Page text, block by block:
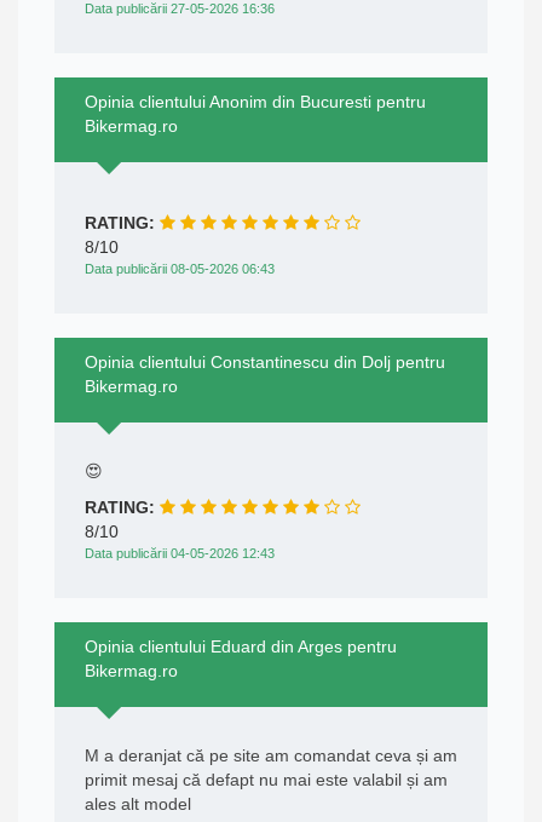
Data publicării 27-05-2026 16:36
Opinia clientului Anonim din Bucuresti pentru
Bikermag.ro
RATING:
8/10
Data publicării 08-05-2026 06:43
Opinia clientului Constantinescu din Dolj pentru
Bikermag.ro
😍
RATING:
8/10
Data publicării 04-05-2026 12:43
Opinia clientului Eduard din Arges pentru
Bikermag.ro
M a deranjat că pe site am comandat ceva și am
primit mesaj că defapt nu mai este valabil și am
ales alt model